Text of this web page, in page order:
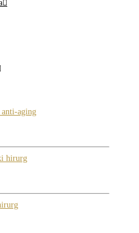
aging
hirurg